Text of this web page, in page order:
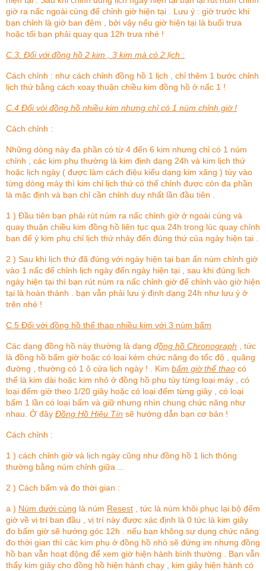
giờ ra nấc ngoài cùng để chỉnh giờ hiện tại . Lưu ý : giờ trước khi
bạn chỉnh là giờ ban đêm , bởi vậy nếu giờ hiện tại là buổi trưa
hoặc tối bạn phải quay qua 12h trưa nhé !
C.3. Đối với đồng hồ 2 kim , 3 kim mà có 2 lịch :
Cách chỉnh : như cách chỉnh đồng hồ 1 lịch , chỉ thêm 1 bước chỉnh
lịch thứ bằng cách xoay thuận chiều kim đồng hồ ở nấc 1 !
C.4 Đối vói đồng hồ nhiều kim nhưng chỉ có 1 núm chỉnh giờ !
Cách chỉnh :
Những dòng này đa phần có từ 4 đến 6 kim nhưng chỉ có 1 núm
chỉnh , các kim phụ thường là kim định dạng 24h và kim lịch thứ
hoặc lịch ngày ( được làm cách điệu kiểu dạng kim xăng ) tùy vào
từng dòng máy thì kim chỉ lịch thứ có thể chỉnh được còn đa phần
là mặc định và bạn chỉ cần chỉnh duy nhất lần đầu tiên .
1 ) Đầu tiên bạn phải rút núm ra nấc chỉnh giờ ở ngoài cùng và
quay thuận chiều kim đồng hồ liên tục qua 24h trong lúc quay chỉnh
bạn để ý kim phụ chỉ lịch thứ nhảy đến đúng thứ của ngày hiện tại .
2 ) Sau khi lịch thứ đã đúng với ngày hiện tại bạn ấn núm chỉnh giờ
vào 1 nấc để chỉnh lịch ngày đến ngày hiện tại , sau khi đúng lịch
ngày hiện tại thì bạn rút núm ra nấc chỉnh giờ để chỉnh vào giờ hiện
tại là hoàn thành . bạn vẫn phải lưu ý định dạng 24h như lưu ý ở
trên nhé !
C.5 Đối với đồng hồ thể thao nhiều kim với 3 núm bấm
Các dạng đồng hồ này thường là dạng đồng hồ Chronograph , tức
là đồng hồ bấm giờ hoặc có loai kèm chức năng đo tốc độ , quãng
đường , thường có 1 ô cửa lịch ngày ! . Kim bấm giờ thể thao có
thể là kim dài hoặc kim nhỏ ở đồng hồ phụ tùy từng loại máy , có
loại đếm giờ theo 1/20 giây hoặc có loại đếm từng giây , có loại
bấm 1 lần có loại bấm và giữ nhưng nhìn chung chức năng như
nhau. Ở đây Đồng Hồ Hiệu Tín sẽ hướng dẫn bạn cơ bản !
Cách chỉnh :
1 ) cách chỉnh giờ và lịch ngày cũng như đồng hồ 1 lịch thông
thường bằng núm chỉnh giữa ...
2 ) Cách bấm và đo thời gian :
a ) Núm dưới cùng là núm Resest , tức là núm khôi phục lại bộ đếm
giờ về vị trí ban đầu , vị trí này được xác định là 0 tức là kim giây
đo bấm giờ sẽ hướng góc 12h . nếu bạn không sự dụng chức năng
đo thời gian thì các kim phụ ở đồng hồ nhỏ sẽ đứng im nhưng đồng
hồ bạn vẫn hoạt động để xem giờ hiện hành bình thường . Bạn vẫn
thấy kim giây cho đồng hồ hiện hành chạy , kim giây hiện hành có